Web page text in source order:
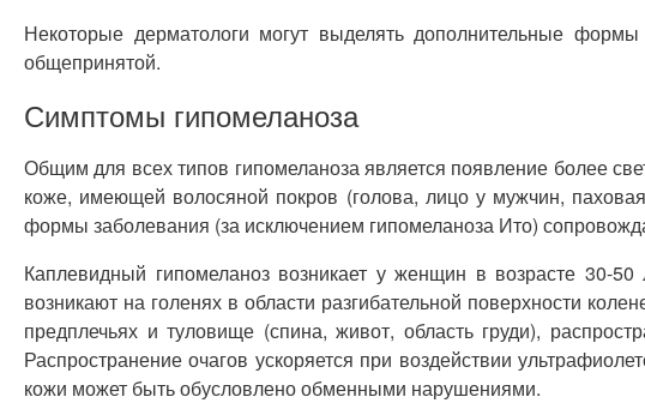
Некоторые дерматологи могут выделять дополнительные
общепринятой.
Симптомы гипомеланоза
Общим для всех типов гипомеланоза является появление более
коже, имеющей волосяной покров (голова, лицо у мужчин,
формы заболевания (за исключением гипомеланоза Ито)
Каплевидный гипомеланоз возникает у женщин в возрасте 30-
возникают на голенях в области разгибательной поверхности
предплечьях и туловище (спина, живот, область груди),
Распространение очагов ускоряется при воздействии
кожи может быть обусловлено обменными нарушениями.